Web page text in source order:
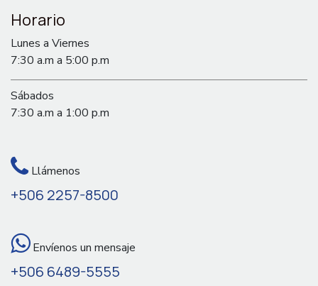
Horario
Lunes a Viernes
7:30 a.m a 5:00 p.m
Sábados
7:30 a.m a 1:00 p.m
Llámenos
+506 2257-8500
Envíenos un mensaje
+506 6489-5555